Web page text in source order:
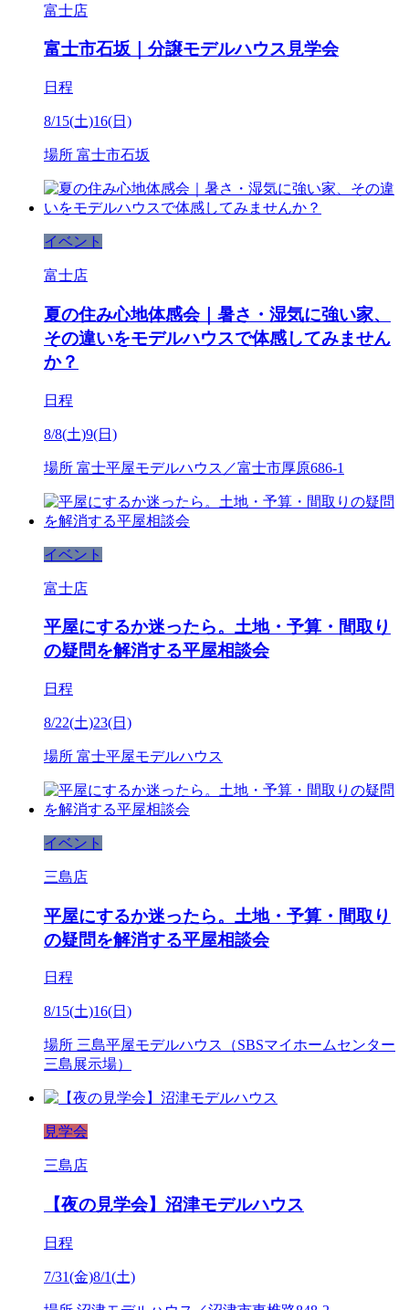
富士店
富士市石坂｜分譲モデルハウス見学会
日程
8/15(土)16(日)
場所 富士市石坂
イベント
富士店
夏の住み心地体感会｜暑さ・湿気に強い家、
その違いをモデルハウスで体感してみません
か？
日程
8/8(土)9(日)
場所 富士平屋モデルハウス／富士市厚原686-1
イベント
富士店
平屋にするか迷ったら。土地・予算・間取り
の疑問を解消する平屋相談会
日程
8/22(土)23(日)
場所 富士平屋モデルハウス
イベント
三島店
平屋にするか迷ったら。土地・予算・間取り
の疑問を解消する平屋相談会
日程
8/15(土)16(日)
場所 三島平屋モデルハウス（SBSマイホームセンター
三島展示場）
見学会
三島店
【夜の見学会】沼津モデルハウス
日程
7/31(金)8/1(土)